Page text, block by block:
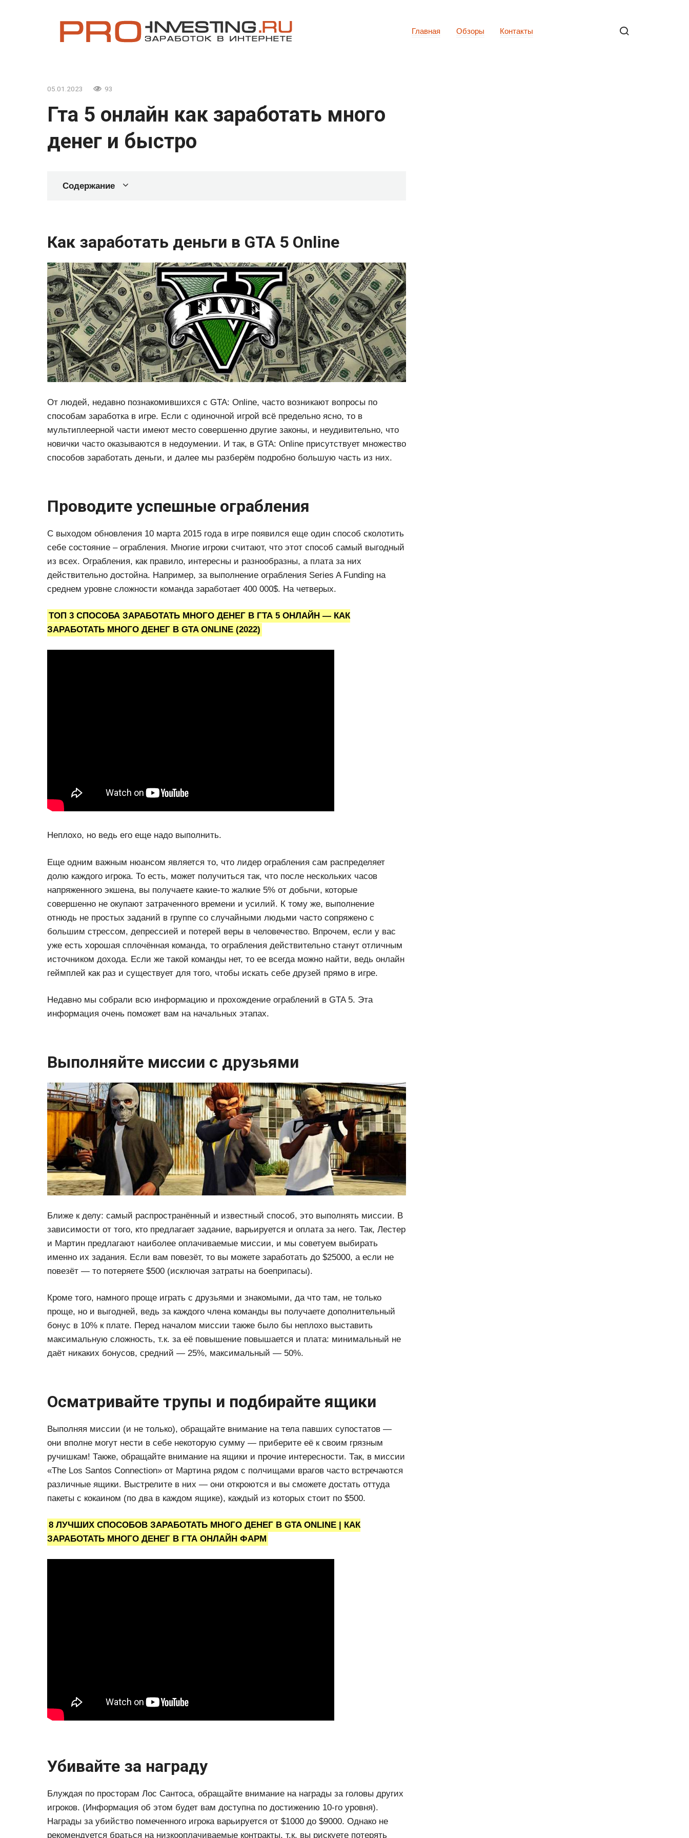
Главная Обзоры Контакты
05.01.2023 93
Гта 5 онлайн как заработать много
денег и быстро
Содержание
Как заработать деньги в GTA 5 Online
От людей, недавно познакомившихся с GTA: Online, часто возникают вопросы по
способам заработка в игре. Если с одиночной игрой всё предельно ясно, то в
мультиплеерной части имеют место совершенно другие законы, и неудивительно, что
новички часто оказываются в недоумении. И так, в GTA: Online присутствует множество
способов заработать деньги, и далее мы разберём подробно большую часть из них.
Проводите успешные ограбления
С выходом обновления 10 марта 2015 года в игре появился еще один способ сколотить
себе состояние – ограбления. Многие игроки считают, что этот способ самый выгодный
из всех. Ограбления, как правило, интересны и разнообразны, а плата за них
действительно достойна. Например, за выполнение ограбления Series A Funding на
среднем уровне сложности команда заработает 400 000$. На четверых.
ТОП 3 СПОСОБА ЗАРАБОТАТЬ МНОГО ДЕНЕГ В ГТА 5 ОНЛАЙН — КАК
ЗАРАБОТАТЬ МНОГО ДЕНЕГ В GTA ONLINE (2022)
Неплохо, но ведь его еще надо выполнить.
Еще одним важным нюансом является то, что лидер ограбления сам распределяет
долю каждого игрока. То есть, может получиться так, что после нескольких часов
напряженного экшена, вы получаете какие-то жалкие 5% от добычи, которые
совершенно не окупают затраченного времени и усилий. К тому же, выполнение
отнюдь не простых заданий в группе со случайными людьми часто сопряжено с
большим стрессом, депрессией и потерей веры в человечество. Впрочем, если у вас
уже есть хорошая сплочённая команда, то ограбления действительно станут отличным
источником дохода. Если же такой команды нет, то ее всегда можно найти, ведь онлайн
геймплей как раз и существует для того, чтобы искать себе друзей прямо в игре.
Недавно мы собрали всю информацию и прохождение ограблений в GTA 5. Эта
информация очень поможет вам на начальных этапах.
Выполняйте миссии с друзьями
Ближе к делу: самый распространённый и известный способ, это выполнять миссии. В
зависимости от того, кто предлагает задание, варьируется и оплата за него. Так, Лестер
и Мартин предлагают наиболее оплачиваемые миссии, и мы советуем выбирать
именно их задания. Если вам повезёт, то вы можете заработать до $25000, а если не
повезёт — то потеряете $500 (исключая затраты на боеприпасы).
Кроме того, намного проще играть с друзьями и знакомыми, да что там, не только
проще, но и выгодней, ведь за каждого члена команды вы получаете дополнительный
бонус в 10% к плате. Перед началом миссии также было бы неплохо выставить
максимальную сложность, т.к. за её повышение повышается и плата: минимальный не
даёт никаких бонусов, средний — 25%, максимальный — 50%.
Осматривайте трупы и подбирайте ящики
Выполняя миссии (и не только), обращайте внимание на тела павших супостатов —
они вполне могут нести в себе некоторую сумму — приберите её к своим грязным
ручишкам! Также, обращайте внимание на ящики и прочие интересности. Так, в миссии
«The Los Santos Connection» от Мартина рядом с полчищами врагов часто встречаются
различные ящики. Выстрелите в них — они откроются и вы сможете достать оттуда
пакеты с кокаином (по два в каждом ящике), каждый из которых стоит по $500.
8 ЛУЧШИХ СПОСОБОВ ЗАРАБОТАТЬ МНОГО ДЕНЕГ В GTA ONLINE | КАК
ЗАРАБОТАТЬ МНОГО ДЕНЕГ В ГТА ОНЛАЙН ФАРМ
Убивайте за награду
Блуждая по просторам Лос Сантоса, обращайте внимание на награды за головы других
игроков. (Информация об этом будет вам доступна по достижению 10-го уровня).
Награды за убийство помеченного игрока варьируется от $1000 до $9000. Однако не
рекомендуется браться на низкооплачиваемые контракты, т.к. вы рискуете потерять